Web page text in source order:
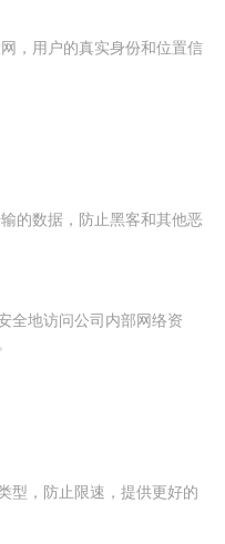
，用户的真实身份和位置信
的数据，防止黑客和其他恶
全地访问公司内部网络资
型，防止限速，提供更好的